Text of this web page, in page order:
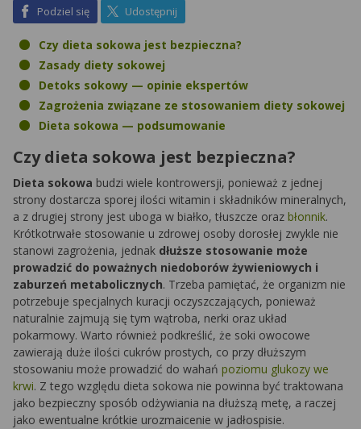
Podziel sięna FacebookUdostępnij
Czy dieta sokowa jest bezpieczna?
Zasady diety sokowej
Detoks sokowy — opinie ekspertów
Zagrożenia związane ze stosowaniem diety sokowej
Dieta sokowa — podsumowanie
Czy dieta sokowa jest bezpieczna?
Dieta sokowa budzi wiele kontrowersji, ponieważ z jednej
strony dostarcza sporej ilości witamin i składników mineralnych,
a z drugiej strony jest uboga w białko, tłuszcze oraz błonnik.
Krótkotrwałe stosowanie u zdrowej osoby dorosłej zwykle nie
stanowi zagrożenia, jednak dłuższe stosowanie może
prowadzić do poważnych niedoborów żywieniowych i
zaburzeń metabolicznych. Trzeba pamiętać, że organizm nie
potrzebuje specjalnych kuracji oczyszczających, ponieważ
naturalnie zajmują się tym wątroba, nerki oraz układ
pokarmowy. Warto również podkreślić, że soki owocowe
zawierają duże ilości cukrów prostych, co przy dłuższym
stosowaniu może prowadzić do wahań poziomu glukozy we
krwi. Z tego względu dieta sokowa nie powinna być traktowana
jako bezpieczny sposób odżywiania na dłuższą metę, a raczej
jako ewentualne krótkie urozmaicenie w jadłospisie.